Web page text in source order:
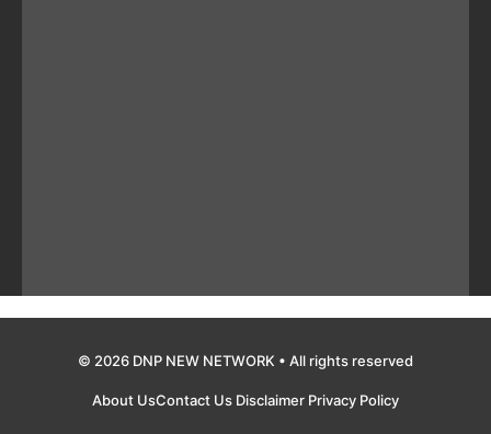
© 2026 DNP NEW NETWORK • All rights reserved
About UsContact Us Disclaimer Privacy Policy